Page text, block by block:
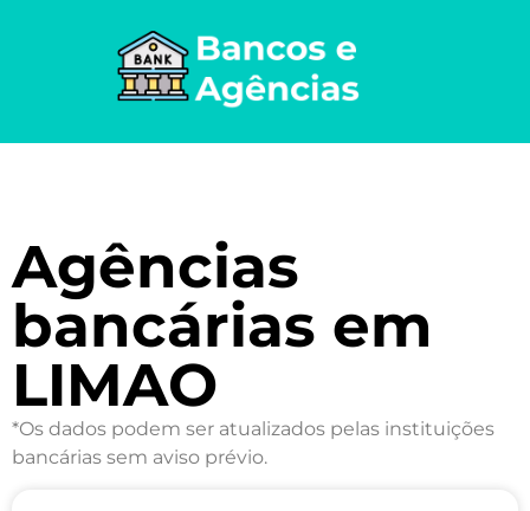
Agências
bancárias em
LIMAO
*Os dados podem ser atualizados pelas instituições
bancárias sem aviso prévio.